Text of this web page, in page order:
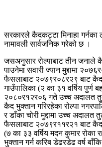
सरकारले कैदकट्टा मिनाहा गर्नका
नामावली सार्वजनिक गरेको छ ।
जसअनुसार रोल्पाबाट तीन जनाले
पाउनेमा सवारी ज्यान मुद्दामा
फैसलाबाट २०७९र०८र२९ बाट
गाउँपालिका (२ का ३१ वर्षिय पुर्ण
२०८०र१२र०६ गते उच्च अदालत
कैद भुक्तान गरिरहेका रोल्पा
र डाँका चोरी मुद्दामा उच्च
फैसलाबाट २०७९र११र२१ बाट कैद
(७ का ३३ वर्षिय मदन कुमार
भुक्तान गर्न करिब डेढरडेढ वर्ष